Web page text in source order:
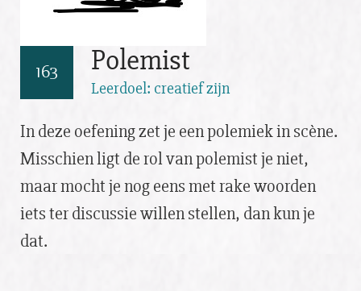
163 Polemist
Leerdoel: creatief zijn
In deze oefening zet je een polemiek in scène.
Misschien ligt de rol van polemist je niet,
maar mocht je nog eens met rake woorden
iets ter discussie willen stellen, dan kun je
dat.